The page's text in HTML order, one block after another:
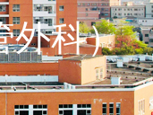
外科）